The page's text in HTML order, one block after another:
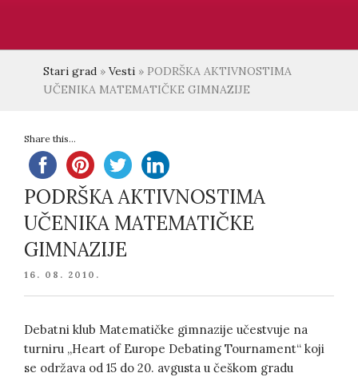
Stari grad » Vesti » PODRŠKA AKTIVNOSTIMA
UČENIKA MATEMATIČKE GIMNAZIJE
Share this...
PODRŠKA AKTIVNOSTIMA
UČENIKA MATEMATIČKE
GIMNAZIJE
POSTED
16. 08. 2010.
Debatni klub Matematičke gimnazije učestvuje na
turniru „Heart of Europe Debating Tournament“ koji
se održava od 15 do 20. avgusta u češkom gradu